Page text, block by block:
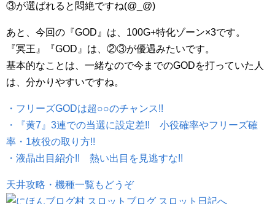
③が選ばれると悶絶ですね(@_@)
あと、今回の『GOD』は、100G+特化ゾーン×3です。
『冥王』『GOD』は、②③が優遇みたいです。
基本的なことは、一緒なので今までのGODを打っていた人
は、分かりやすいですね。
・フリーズGODは超○○のチャンス!!
・『黄7』3連での当選に設定差!! 小役確率やフリーズ確
率・1枚役の取り方!!
・液晶出目紹介!! 熱い出目を見逃すな!!
天井攻略・機種一覧もどうぞ